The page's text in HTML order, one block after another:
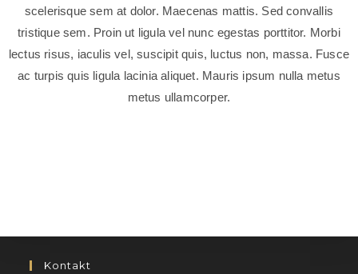
scelerisque sem at dolor. Maecenas mattis. Sed convallis
tristique sem. Proin ut ligula vel nunc egestas porttitor. Morbi
lectus risus, iaculis vel, suscipit quis, luctus non, massa. Fusce
ac turpis quis ligula lacinia aliquet. Mauris ipsum nulla metus
metus ullamcorper.
Kontakt